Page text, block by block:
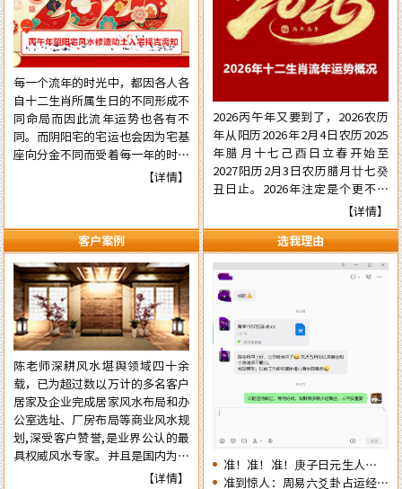
每一个流年的时光中，都因各人各
自十二生肖所属生日的不同形成不
同命局而因此流年运势也各有不
同。而阴阳宅的宅运也会因为宅基
座向分金不同而受着每一年的时光
气运的不同影响，在阳宅置业建造
在阳宅置业建造和阴宅修造的事项
择吉中做到正确，就需要了解一下
2026年阴阳宅风水修造动土入宅
择吉的具体要点，为心宜的吉屋修
建入宅或阴宅的修造选取到一个能
够趋吉避凶的好日辰而做好规划，
争取更大的成就……
【详情】
2026丙午年又要到了，2026农历
年从阳历2026年2月4日农历2025
年腊月十七己酉日立春开始至
2027阳历2月3日农历腊月廿七癸
丑日止。2026年注定是个更不平
常的流年，本年国际形势会更加动
荡混乱复杂，国内派系斗争逼害严
重，经济更加混乱，行业拢断更加
白热化，民营企业压力已至顶端悬
崖之上。有更多的民营企业被洗牌
面临关闭，两极化更加明显。但不
管怎样，各人有各自的命，十二生
肖生人因命局的不同，运势也各有
不同。为使自己在新的一年里能够
趋吉避凶行好运，有必要先知先
觉，提前了解一下2026年十二生
肖的流年运势情况为未来的一年提
前布局，争取更大的成就……
【详情】
客户案例
陈老师深耕风水堪舆领域四十余
载，已为超过数以万计的多名客户
居家及企业完成居家风水布局和办
公室选址、厂房布局等商业风水规
划,深受客户赞誉,是业界公认的最
具权威风水专家。并且是国内为数
不多的资深四柱周易预测师，在四
【详情】
选我理由
准！准！准！庚子日元生人丙午
流年的运势判断实例
准到惊人：周易六爻卦占运经典